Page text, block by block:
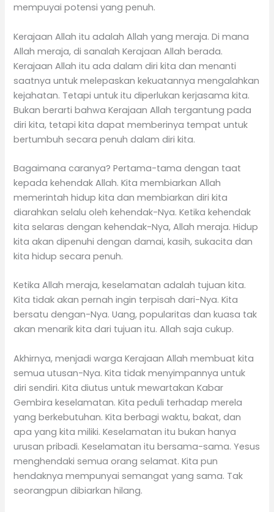
mempuyai potensi yang penuh.
Kerajaan Allah itu adalah Allah yang meraja. Di mana
Allah meraja, di sanalah Kerajaan Allah berada.
Kerajaan Allah itu ada dalam diri kita dan menanti
saatnya untuk melepaskan kekuatannya mengalahkan
kejahatan. Tetapi untuk itu diperlukan kerjasama kita.
Bukan berarti bahwa Kerajaan Allah tergantung pada
diri kita, tetapi kita dapat memberinya tempat untuk
bertumbuh secara penuh dalam diri kita.
Bagaimana caranya? Pertama-tama dengan taat
kepada kehendak Allah. Kita membiarkan Allah
memerintah hidup kita dan membiarkan diri kita
diarahkan selalu oleh kehendak-Nya. Ketika kehendak
kita selaras dengan kehendak-Nya, Allah meraja. Hidup
kita akan dipenuhi dengan damai, kasih, sukacita dan
kita hidup secara penuh.
Ketika Allah meraja, keselamatan adalah tujuan kita.
Kita tidak akan pernah ingin terpisah dari-Nya. Kita
bersatu dengan-Nya. Uang, popularitas dan kuasa tak
akan menarik kita dari tujuan itu. Allah saja cukup.
Akhirnya, menjadi warga Kerajaan Allah membuat kita
semua utusan-Nya. Kita tidak menyimpannya untuk
diri sendiri. Kita diutus untuk mewartakan Kabar
Gembira keselamatan. Kita peduli terhadap merela
yang berkebutuhan. Kita berbagi waktu, bakat, dan
apa yang kita miliki. Keselamatan itu bukan hanya
urusan pribadi. Keselamatan itu bersama-sama. Yesus
menghendaki semua orang selamat. Kita pun
hendaknya mempunyai semangat yang sama. Tak
seorangpun dibiarkan hilang.